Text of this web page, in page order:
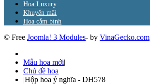
Hoa Luxury
Khuyến mãi
Hoa cắm bình
© Free Joomla! 3 Modules- by VinaGecko.com
Mẫu hoa mới|
Chủ đề hoa
|Hộp hoa ý nghĩa - DH578